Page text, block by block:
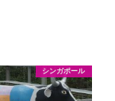
シンガポール